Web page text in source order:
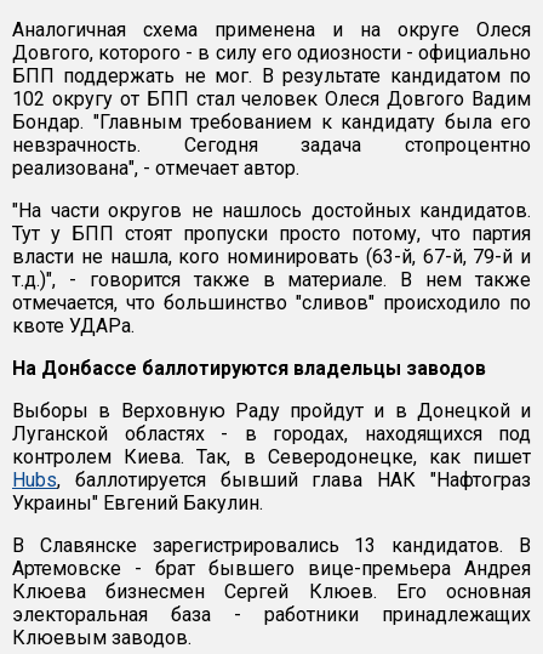
Аналогичная схема применена и на округе Олеся
Довгого, которого - в силу его одиозности - официально
БПП поддержать не мог. В результате кандидатом по
102 округу от БПП стал человек Олеся Довгого Вадим
Бондар. "Главным требованием к кандидату была его
невзрачность. Сегодня задача стопроцентно
реализована", - отмечает автор.
"На части округов не нашлось достойных кандидатов.
Тут у БПП стоят пропуски просто потому, что партия
власти не нашла, кого номинировать (63-й, 67-й, 79-й и
т.д.)", - говорится также в материале. В нем также
отмечается, что большинство "сливов" происходило по
квоте УДАРа.
На Донбассе баллотируются владельцы заводов
Выборы в Верховную Раду пройдут и в Донецкой и
Луганской областях - в городах, находящихся под
контролем Киева. Так, в Северодонецке, как пишет
Hubs, баллотируется бывший глава НАК "Нафтограз
Украины" Евгений Бакулин.
В Славянске зарегистрировались 13 кандидатов. В
Артемовске - брат бывшего вице-премьера Андрея
Клюева бизнесмен Сергей Клюев. Его основная
электоральная база - работники принадлежащих
Клюевым заводов.